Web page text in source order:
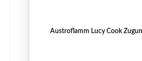
Austroflamm Lucy Cook